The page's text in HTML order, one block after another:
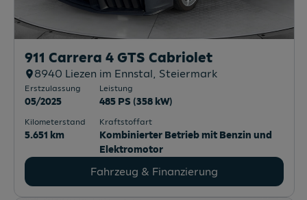
911 Carrera 4 GTS Cabriolet
8940 Liezen im Ennstal, Steiermark
Erstzulassung
05/2025
Leistung
485 PS (358 kW)
Kilometerstand
5.651 km
Kraftstoffart
Kombinierter Betrieb mit Benzin und
Elektromotor
Fahrzeug & Finanzierung